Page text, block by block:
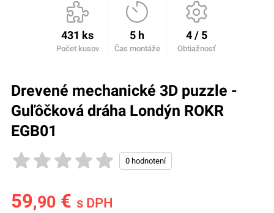
431 ks
Počet kusov
5 h
Čas montáže
4 / 5
Obtiažnosť
Drevené mechanické 3D puzzle -
Guľôčková dráha Londýn ROKR
EGB01
59,90€ s DPH